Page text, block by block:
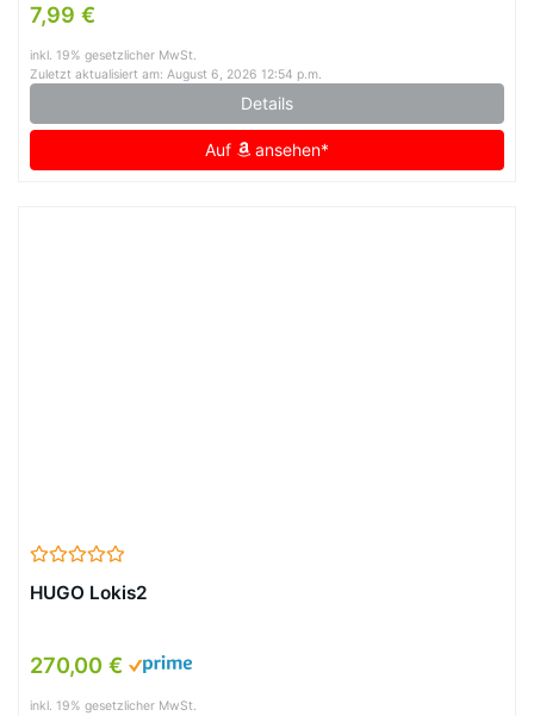
7,99 €
inkl. 19% gesetzlicher MwSt.
Zuletzt aktualisiert am: August 6, 2026 12:54 p.m.
Details
Auf ansehen*
HUGO Lokis2
270,00 €
inkl. 19% gesetzlicher MwSt.